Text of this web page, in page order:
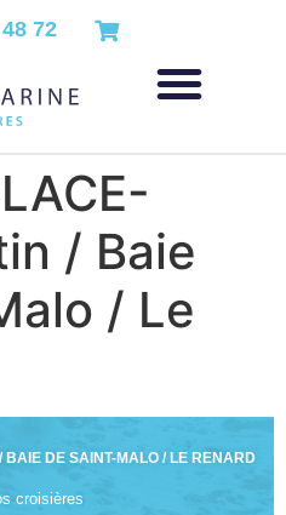
72
/ Baie
/ Le
BAIE DE SAINT-MALO / LE RENARD
croisières